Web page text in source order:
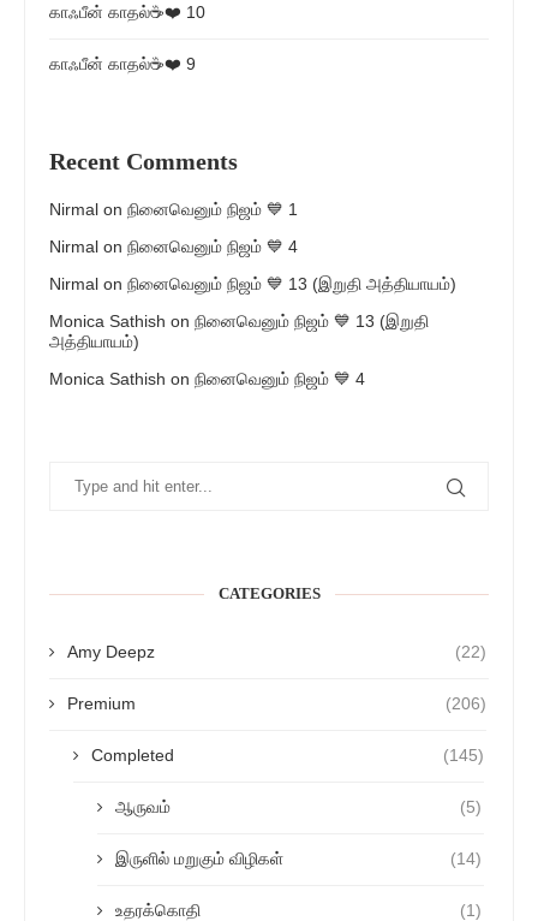
காஃபீன் காதல்☕❤️ 10
காஃபீன் காதல்☕❤️ 9
Recent Comments
Nirmal on நினைவெனும் நிஜம் 💙 1
Nirmal on நினைவெனும் நிஜம் 💙 4
Nirmal on நினைவெனும் நிஜம் 💙 13 (இறுதி அத்தியாயம்)
Monica Sathish on நினைவெனும் நிஜம் 💙 13 (இறுதி
அத்தியாயம்)
Monica Sathish on நினைவெனும் நிஜம் 💙 4
CATEGORIES
Amy Deepz (22)
Premium (206)
Completed (145)
ஆருவம் (5)
இருளில் மறுகும் விழிகள் (14)
உதரக்கொதி (1)